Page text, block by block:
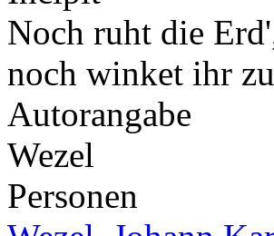
Noch ruht die
noch winket ihr
Autorangabe
Wezel
Personen